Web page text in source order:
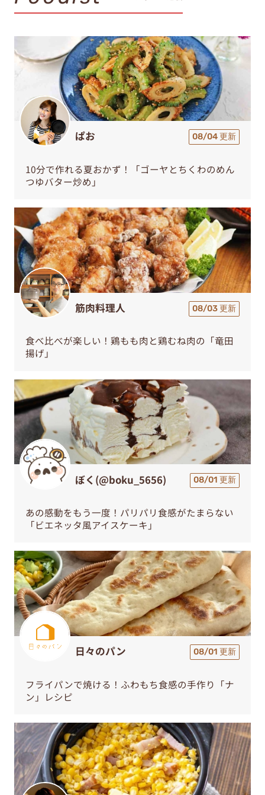
ぱお 08/04 更新
10分で作れる夏おかず！「ゴーヤとちくわのめん
つゆバター炒め」
筋肉料理人 08/03 更新
食べ比べが楽しい！鶏もも肉と鶏むね肉の「竜田
揚げ」
ぼく(@boku_5656) 08/01 更新
あの感動をもう一度！パリパリ食感がたまらない
「ビエネッタ風アイスケーキ」
日々のパン 08/01 更新
フライパンで焼ける！ふわもち食感の手作り「ナ
ン」レシピ